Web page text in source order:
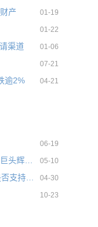
产 01-19
01-22
渠道 01-06
07-21
逾2% 04-21
06-19
05-10
04-30
10-23